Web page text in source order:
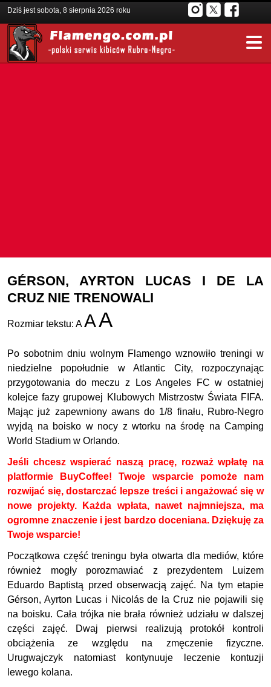
Dziś jest sobota, 8 sierpnia 2026 roku
GÉRSON, AYRTON LUCAS I DE LA
CRUZ NIE TRENOWALI
Rozmiar tekstu: A AA
Po sobotnim dniu wolnym Flamengo wznowiło treningi w
niedzielne popołudnie w Atlantic City, rozpoczynając
przygotowania do meczu z Los Angeles FC w ostatniej
kolejce fazy grupowej Klubowych Mistrzostw Świata FIFA.
Mając już zapewniony awans do 1/8 finału, Rubro-Negro
wyjdą na boisko w nocy z wtorku na środę na Camping
World Stadium w Orlando.
Jeśli chcesz wspierać naszą pracę, rozważ wpłatę na
platformie BuyCoffee! Twoje wsparcie pomoże nam
rozwijać się, dostarczać lepsze treści i angażować się w
nowe projekty. Każda wpłata, nawet najmniejsza, ma
ogromne znaczenie i jest bardzo doceniana. Dziękuję za
Twoje wsparcie!
Początkowa część treningu była otwarta dla mediów, które
również mogły porozmawiać z prezydentem Luizem
Eduardo Baptistą przed obserwacją zajęć. Na tym etapie
Gérson, Ayrton Lucas i Nicolás de la Cruz nie pojawili się
na boisku. Cała trójka nie brała również udziału w dalszej
części zajęć. Dwaj pierwsi realizują protokół kontroli
obciążenia ze względu na zmęczenie fizyczne.
Urugwajczyk natomiast kontynuuje leczenie kontuzji
lewego kolana.